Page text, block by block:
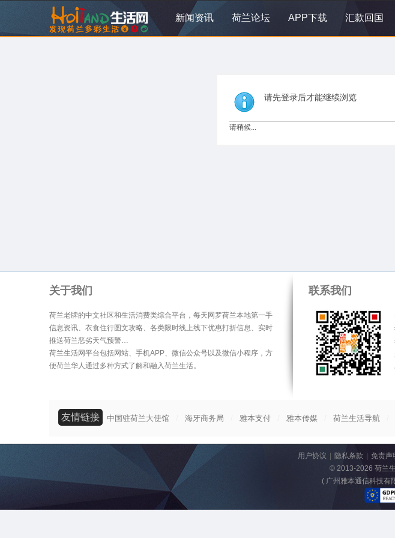
新闻资讯 荷兰论坛 APP下载 汇款回国
请先登录后才能继续浏览
请稍候...
关于我们
荷兰老牌的中文社区和生活消费类综合平台，每天网罗荷兰本地第一手
信息资讯、衣食住行图文攻略、各类限时线上线下优惠打折信息、实时
推送荷兰恶劣天气预警…
荷兰生活网平台包括网站、手机APP、微信公众号以及微信小程序，方
便荷兰华人通过多种方式了解和融入荷兰生活。
联系我们
友情链接 中国驻荷兰大使馆 海牙商务局 雅本支付 雅本传媒 荷兰生活导航
用户协议 隐私条款 免责声
© 2013-2026 荷兰
( 广州雅本通信科技有